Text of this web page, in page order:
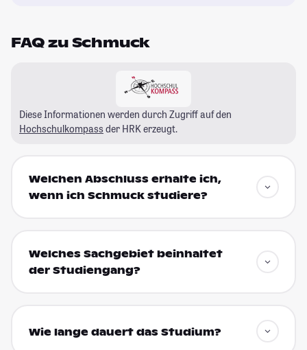
FAQ zu Schmuck
Diese Informationen werden durch Zugriff auf den
Hochschulkompass der HRK erzeugt.
Welchen Abschluss erhalte ich,
wenn ich Schmuck studiere?
Welches Sachgebiet beinhaltet
der Studiengang?
Wie lange dauert das Studium?